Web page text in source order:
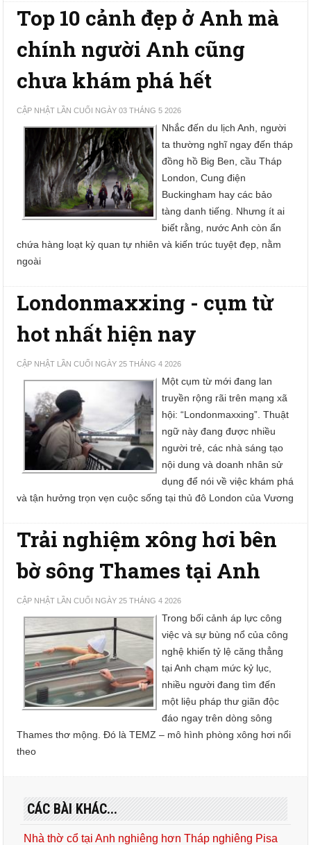
Top 10 cảnh đẹp ở Anh mà
chính người Anh cũng
chưa khám phá hết
CẬP NHẬT LẦN CUỐI NGÀY 03 THÁNG 5 2026
Nhắc đến du lịch Anh, người
ta thường nghĩ ngay đến tháp
đồng hồ Big Ben, cầu Tháp
London, Cung điện
Buckingham hay các bảo
tàng danh tiếng. Nhưng ít ai
biết rằng, nước Anh còn ẩn
chứa hàng loạt kỳ quan tự nhiên và kiến trúc tuyệt đẹp, nằm
ngoài
Londonmaxxing - cụm từ
hot nhất hiện nay
CẬP NHẬT LẦN CUỐI NGÀY 25 THÁNG 4 2026
Một cụm từ mới đang lan
truyền rộng rãi trên mạng xã
hội: “Londonmaxxing”. Thuật
ngữ này đang được nhiều
người trẻ, các nhà sáng tạo
nội dung và doanh nhân sử
dụng để nói về việc khám phá
và tận hưởng trọn vẹn cuộc sống tại thủ đô London của Vương
Trải nghiệm xông hơi bên
bờ sông Thames tại Anh
CẬP NHẬT LẦN CUỐI NGÀY 25 THÁNG 4 2026
Trong bối cảnh áp lực công
việc và sự bùng nổ của công
nghệ khiến tỷ lệ căng thẳng
tại Anh chạm mức kỷ lục,
nhiều người đang tìm đến
một liệu pháp thư giãn độc
đáo ngay trên dòng sông
Thames thơ mộng. Đó là TEMZ – mô hình phòng xông hơi nổi
theo
CÁC BÀI KHÁC...
Nhà thờ cổ tại Anh nghiêng hơn Tháp nghiêng Pisa